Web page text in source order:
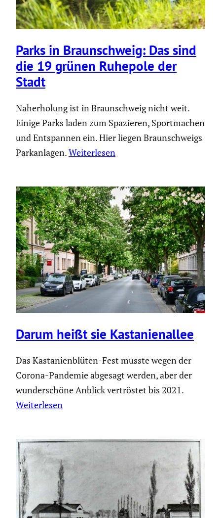
Parks in Braun­schweig: Das sind
die 19 grünen Ruhepole der
Stadt
Naherholung ist in Braunschweig nicht weit.
Einige Parks laden zum Spazieren, Sportmachen
und Entspannen ein. Hier liegen Braunschweigs
Parkanlagen.Weiterlesen
Darum heißt sie Kasta­ni­en­allee
Das Kastanienblüten-Fest musste wegen der
Corona-Pandemie abgesagt werden, aber der
wunderschöne Anblick vertröstet bis 2021.
Weiterlesen